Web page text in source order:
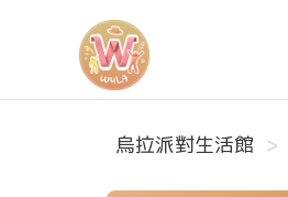
烏拉派對生活館
烏拉派對生活館